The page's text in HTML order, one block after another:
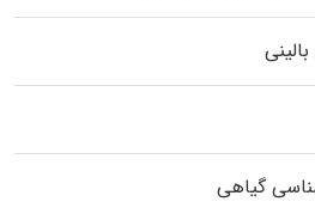
گیاهی